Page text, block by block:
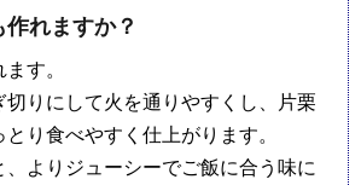
れますか？
す。
切りにして火を通りやすくし、片栗
り食べやすく仕上がります。
、よりジューシーでご飯に合う味に